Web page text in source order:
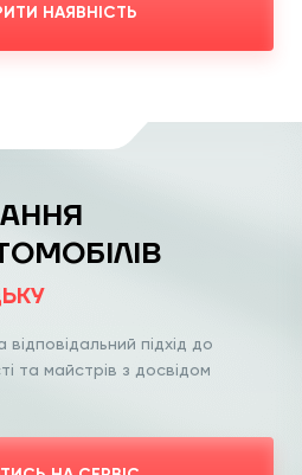
НАЯВНІСТЬ
підхід до
та майстрів з досвідом